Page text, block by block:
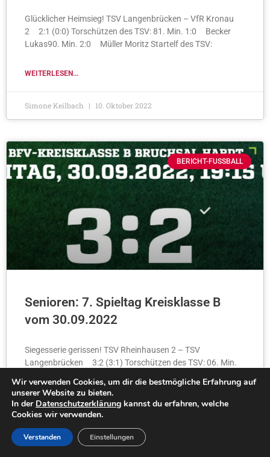
Glücklicher Heimsieg! TSV Langenbrücken – VfR Kronau
2 2:1 (0:0) Torschützen des TSV: 81. Min. 1:0 Becker
Lukas90. Min. 2:0 Müller Moritz Startelf des TSV:
WEITERLESEN...
Simone Keilbach 10. Oktober 2022
BERICHT-FUSSBALL
Senioren: 7. Spieltag Kreisklasse B
vom 30.09.2022
Siegesserie gerissen! TSV Rheinhausen 2 – TSV
Langenbrücken 3:2 (3:1) Torschützen des TSV: 06. Min.
Startelf des TSV:
WEITERLESEN...
Simone Keilbach 2. Oktober 2022
Wir verwenden Cookies, um dir die bestmögliche Erfahrung auf
unserer Website zu bieten.
In der Datenschutzerklärung kannst du erfahren, welche
Cookies wir verwenden.
Verstanden Einstellungen